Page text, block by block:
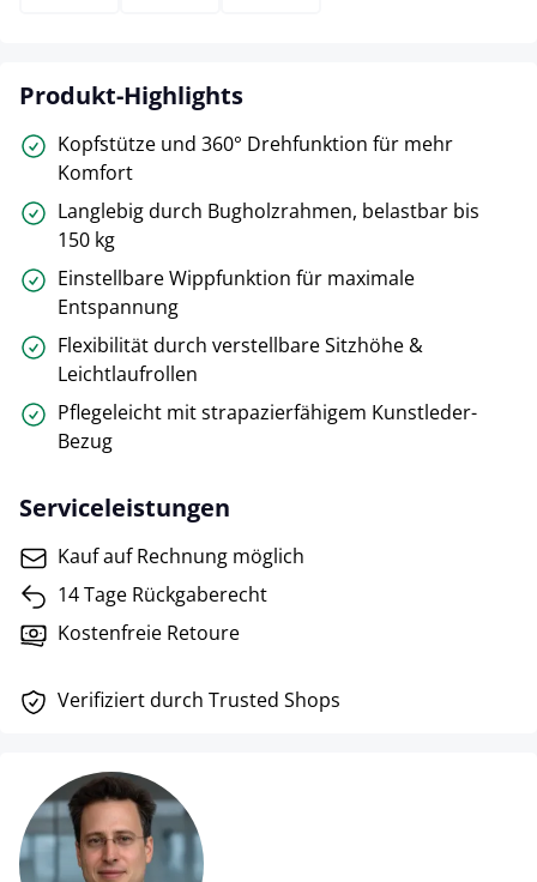
Produkt-Highlights
Kopfstütze und 360° Drehfunktion für mehr
Komfort
Langlebig durch Bugholzrahmen, belastbar bis
150 kg
Einstellbare Wippfunktion für maximale
Entspannung
Flexibilität durch verstellbare Sitzhöhe &
Leichtlaufrollen
Pflegeleicht mit strapazierfähigem Kunstleder-
Bezug
Serviceleistungen
Kauf auf Rechnung möglich
14 Tage Rückgaberecht
Kostenfreie Retoure
Verifiziert durch Trusted Shops